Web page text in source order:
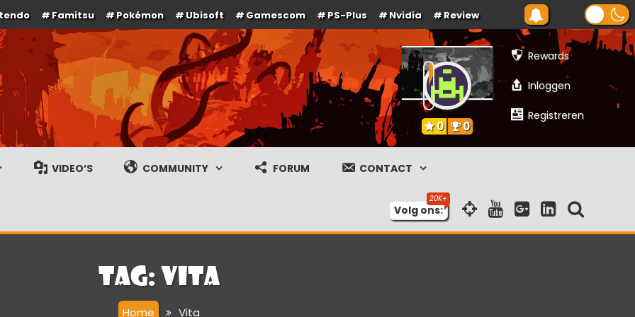
Famitsu Pokémon Ubisoft Gamescom PS-Plus Nvidia Review
gameplay streams
Rewards
Inloggen
Registreren
0 0
VIDEO’S COMMUNITY FORUM CONTACT
Volg ons:
Tag: Vita
Home Vita